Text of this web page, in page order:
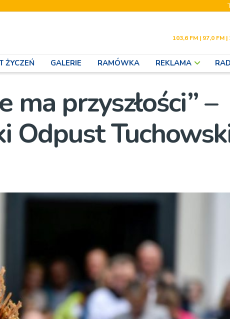
103,6 FM | 97,0 FM
ŻYCZEŃ GALERIE RAMÓWKA REKLAMA
ma przyszłości” –
Odpust